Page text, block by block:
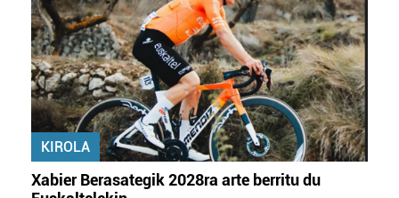
KIROLA
Xabier Berasategik 2028ra arte berritu du